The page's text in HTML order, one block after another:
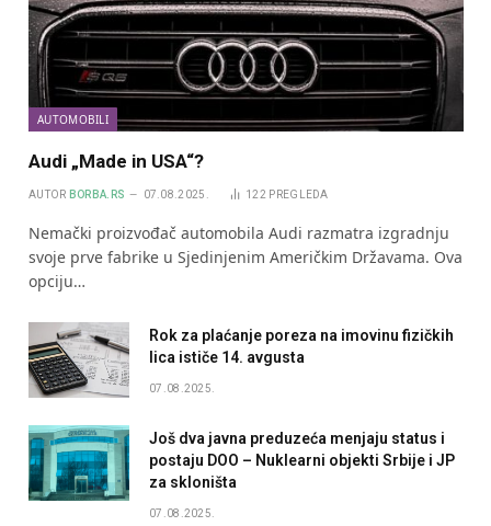
AUTOMOBILI
Audi „Made in USA“?
AUTOR BORBA.RS 07.08.2025. 122 PREGLEDA
Nemački proizvođač automobila Audi razmatra izgradnju
svoje prve fabrike u Sjedinjenim Američkim Državama. Ova
opciju…
Rok za plaćanje poreza na imovinu fizičkih
lica ističe 14. avgusta
07.08.2025.
Još dva javna preduzeća menjaju status i
postaju DOO – Nuklearni objekti Srbije i JP
za skloništa
07.08.2025.